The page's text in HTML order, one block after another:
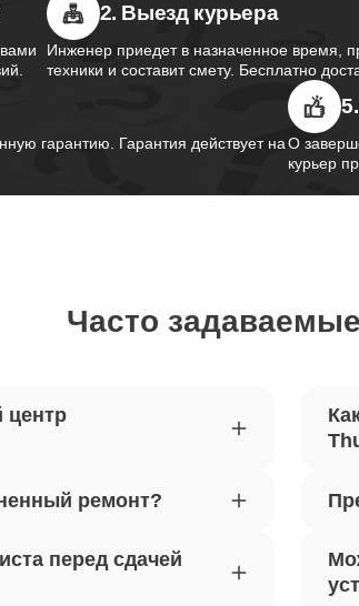
южного моста ноутбуков
контроллера питания
Wi-Fi ноутбуков
петель крышки ноутбуков
вебкамеры ноутбуков
драйверов ноутбуков
2. Выезд курьера
Инженер приедет в назначенное время,
техники и составит смету. Бесплатно
гарантию. Гарантия действует наО
курьер
Часто
центр
ремонт?
перед сдачей